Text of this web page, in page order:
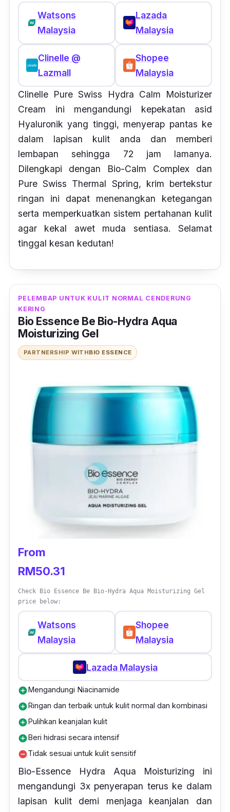
Watsons
Malaysia
Lazada
Malaysia
Clinelle @
Lazmall
Shopee
Malaysia
Clinelle Pure Swiss Hydra Calm Moisturizer
Cream ini mengandungi kepekatan asid
Hyaluronik yang tinggi, menyerap pantas ke
dalam lapisan kulit anda dan memberi
lembapan sehingga 72 jam lamanya.
Dilengkapi dengan Bio-Calm Complex dan
Pure Swiss Thermal Spring, krim bertekstur
ringan ini dapat menenangkan ketegangan
serta memperkuatkan sistem pertahanan kulit
agar kekal awet muda sentiasa. Selamat
tinggal kesan kedutan!
PELEMBAP UNTUK KULIT NORMAL CENDERUNG
KERING
Bio Essence Be Bio-Hydra Aqua
Moisturizing Gel
PARTNERSHIP WITHBIO ESSENCE
From
RM50.31
Check Bio Essence Be Bio-Hydra Aqua Moisturizing Gel
price below:
Watsons
Malaysia
Shopee
Malaysia
Lazada Malaysia
add_circleMengandungi Niacinamide
add_circleRingan dan terbaik untuk kulit normal dan kombinasi
add_circlePulihkan keanjalan kulit
add_circleBeri hidrasi secara intensif
remove_circleTidak sesuai untuk kulit sensitif
Bio-Essence Hydra Aqua Moisturizing ini
mengandungi 3x penyerapan terus ke dalam
lapisan kulit demi menjaga keanjalan dan